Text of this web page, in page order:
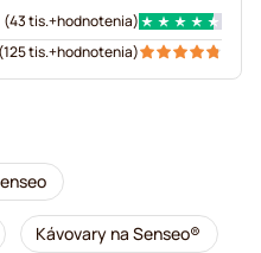
(43 tis.+hodnotenia)
(125 tis.+hodnotenia)
Kávovary na Senseo®